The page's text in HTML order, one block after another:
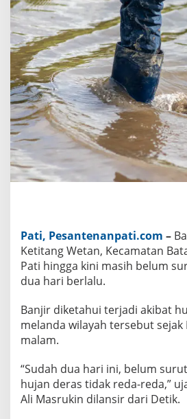
i
t
a
n
g
W
e
t
a
n
B
e
l
u
m
r
u
d
a
h
D
u
H
r
Pati, Pesantenanpati.com –
Ketitang Wetan, Kecamatan
Pati hingga kini masih belum
dua hari berlalu.
Banjir diketahui terjadi akibat
melanda wilayah tersebut sejak
malam.
“Sudah dua hari ini, belum
hujan deras tidak reda-reda,”
Ali Masrukin dilansir dari Detik.